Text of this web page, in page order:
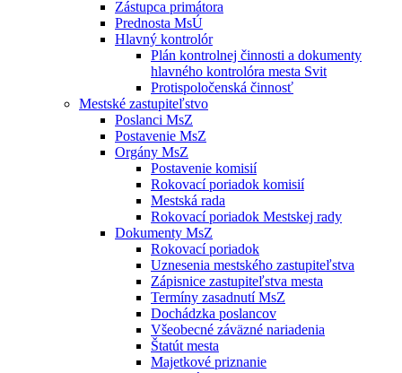
Zástupca primátora
Prednosta MsÚ
Hlavný kontrolór
Plán kontrolnej činnosti a dokumenty
hlavného kontrolóra mesta Svit
Protispoločenská činnosť
Mestské zastupiteľstvo
Poslanci MsZ
Postavenie MsZ
Orgány MsZ
Postavenie komisií
Rokovací poriadok komisií
Mestská rada
Rokovací poriadok Mestskej rady
Dokumenty MsZ
Rokovací poriadok
Uznesenia mestského zastupiteľstva
Zápisnice zastupiteľstva mesta
Termíny zasadnutí MsZ
Dochádzka poslancov
Všeobecné záväzné nariadenia
Štatút mesta
Majetkové priznanie